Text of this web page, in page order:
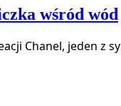
wśród wód
Chanel, jeden z